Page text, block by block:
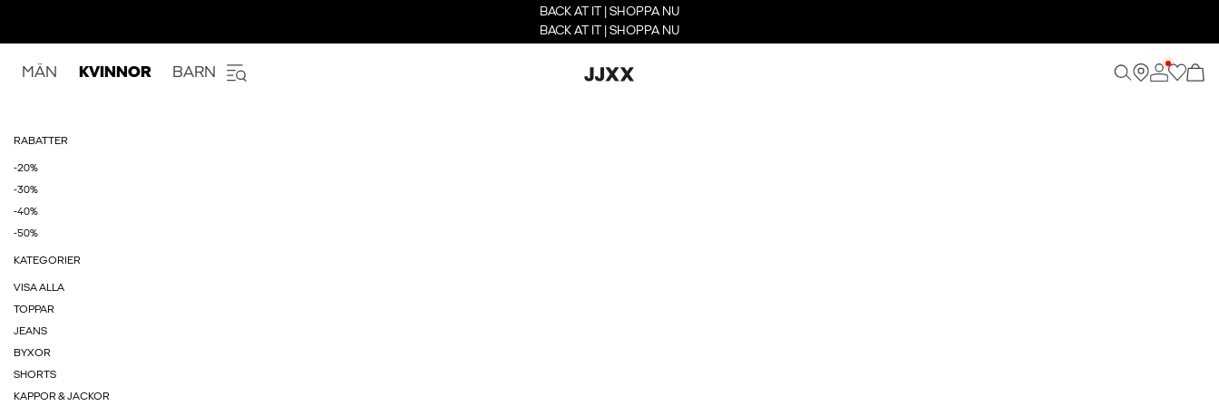
BACK AT IT | SHOPPA NU
BACK AT IT | SHOPPA NU
MÄN KVINNOR BARN
RABATTER
-20%
-30%
-40%
-50%
KATEGORIER
VISA ALLA
TOPPAR
JEANS
BYXOR
SHORTS
KAPPOR & JACKOR